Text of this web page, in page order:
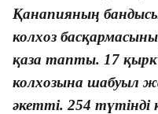
Қанапияның
колхоз
қаза тапты. 17
колхозына шабуыл
әкетті. 254